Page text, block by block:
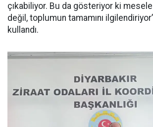
çıkabiliyor. Bu da gösteriyor ki
değil, toplumun tamamını
kullandı.